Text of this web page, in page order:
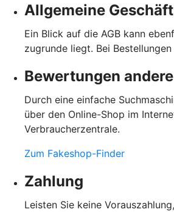
Allgemeine
Ein Blick auf die AGB kann
zugrunde liegt. Bei
Bewertungen
Durch eine einfache
über den Online-Shop im
Verbraucherzentrale.
Zum Fakeshop-Finder
Zahlung
Leisten Sie keine